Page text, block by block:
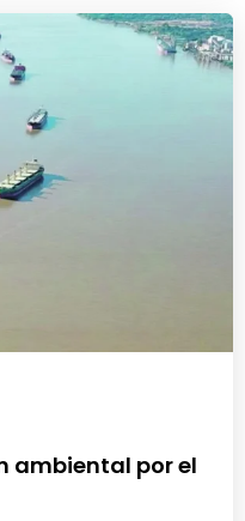
ambiental por el